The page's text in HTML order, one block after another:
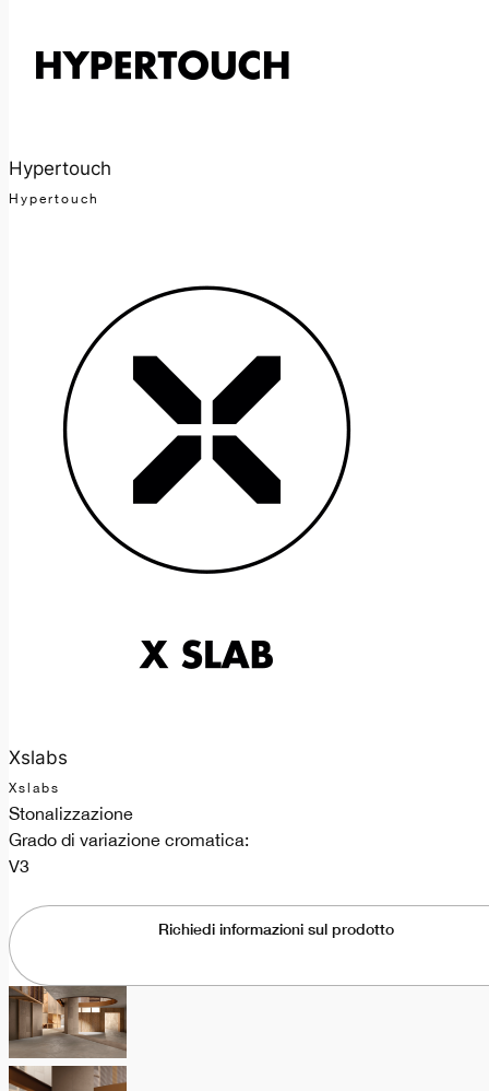
Hypertouch
Hypertouch
Xslabs
Xslabs
Stonalizzazione
Grado di variazione cromatica:
V3
Richiedi informazioni sul prodotto